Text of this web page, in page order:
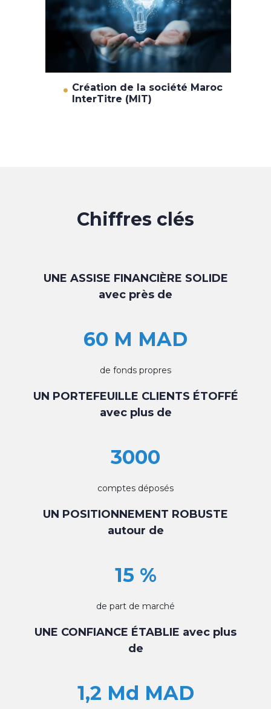
Création de la société Maroc
InterTitre (MIT)
Chiffres clés
UNE ASSISE FINANCIÈRE SOLIDE
avec près de
60 M MAD
de fonds propres
UN PORTEFEUILLE CLIENTS ÉTOFFÉ
avec plus de
3000
comptes déposés
UN POSITIONNEMENT ROBUSTE
autour de
15 %
de part de marché
UNE CONFIANCE ÉTABLIE avec plus
de
1,2 Md MAD